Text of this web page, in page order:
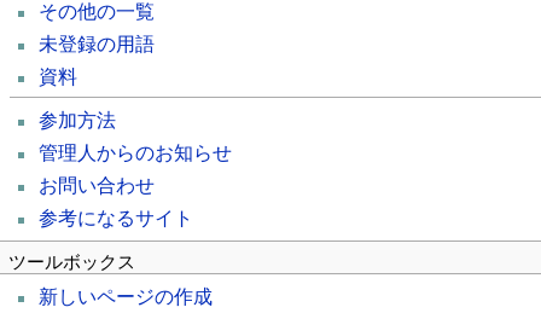
その他の一覧
未登録の用語
資料
参加方法
管理人からのお知らせ
お問い合わせ
参考になるサイト
ツールボックス
新しいページの作成